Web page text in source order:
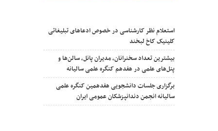
استعلام نظر کارشناسی در خصوص ادعاهای تبلیغاتی
کلینیک کاخ لبخند
بیشترین تعداد سخنرانان، مدیران پانل، سالن‌ها و
پنل‌های علمی در هفدهم کنگره علمی سالیانه
برگزاری جلسات دانشجویی هفدهمین کنگره علمی
سالیانه انجمن دندانپزشکان عمومی ایران